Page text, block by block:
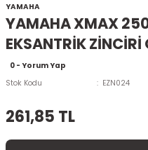
YAMAHA
YAMAHA XMAX
EKSANTRİK
0 - Yorum Yap
Stok Kodu
EZN024
261,85 TL